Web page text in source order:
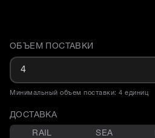
Доставка и объем поставки
ОБЪЕМ ПОСТАВКИ
Минимальный объем поставки: 4 единиц
ДОСТАВКА
RAIL SEA